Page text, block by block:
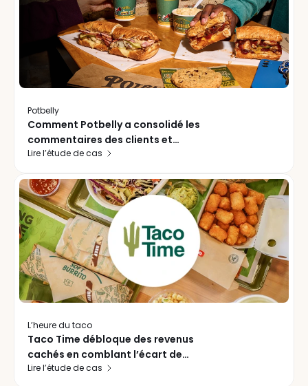
Potbelly
Comment Potbelly a consolidé les
commentaires des clients et
simplifié le rétablissement du service
Lire l’étude de cas
L’heure du taco
Taco Time débloque des revenus
cachés en comblant l’écart de
réponse
Lire l’étude de cas